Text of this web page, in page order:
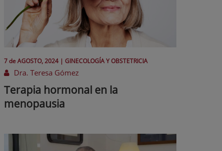
7 deAGOSTO, 2024 | GINECOLOGÍA Y OBSTETRICIA
Dra. Teresa Gómez
Terapia hormonal en la
menopausia